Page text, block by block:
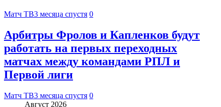
Матч ТВ3 месяца спустя 0
Арбитры Фролов и Капленков будут
работать на первых переходных
матчах между командами РПЛ и
Первой лиги
Матч ТВ3 месяца спустя 0
Август 2026